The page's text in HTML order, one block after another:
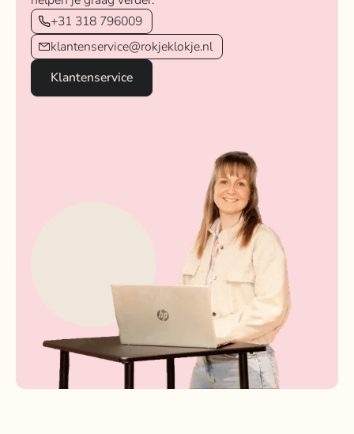
+31 318 796009
klantenservice@rokjeklokje.nl
Klantenservice